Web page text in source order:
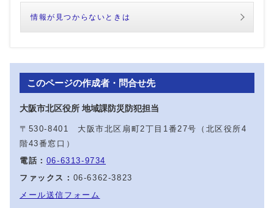
情報が見つからないときは
このページの作成者・問合せ先
大阪市北区役所 地域課防災防犯担当
〒530-8401 大阪市北区扇町2丁目1番27号（北区役所4
階43番窓口）
電話： 06-6313-9734
ファックス： 06-6362-3823
メール送信フォーム